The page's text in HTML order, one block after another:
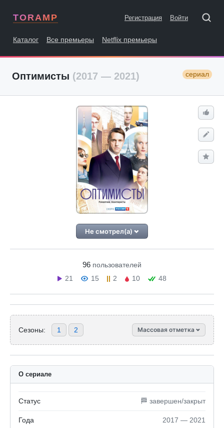
TORAMP Регистрация Войти
Каталог Все премьеры Netflix премьеры
Оптимисты (2017 — 2021) сериал
Не смотрел(а)
96 пользователей
21
15 2 10 48
Сезоны: 1 2 Массовая отметка
О сериале
Статус 🏁 завершен/закрыт
Года 2017 — 2021